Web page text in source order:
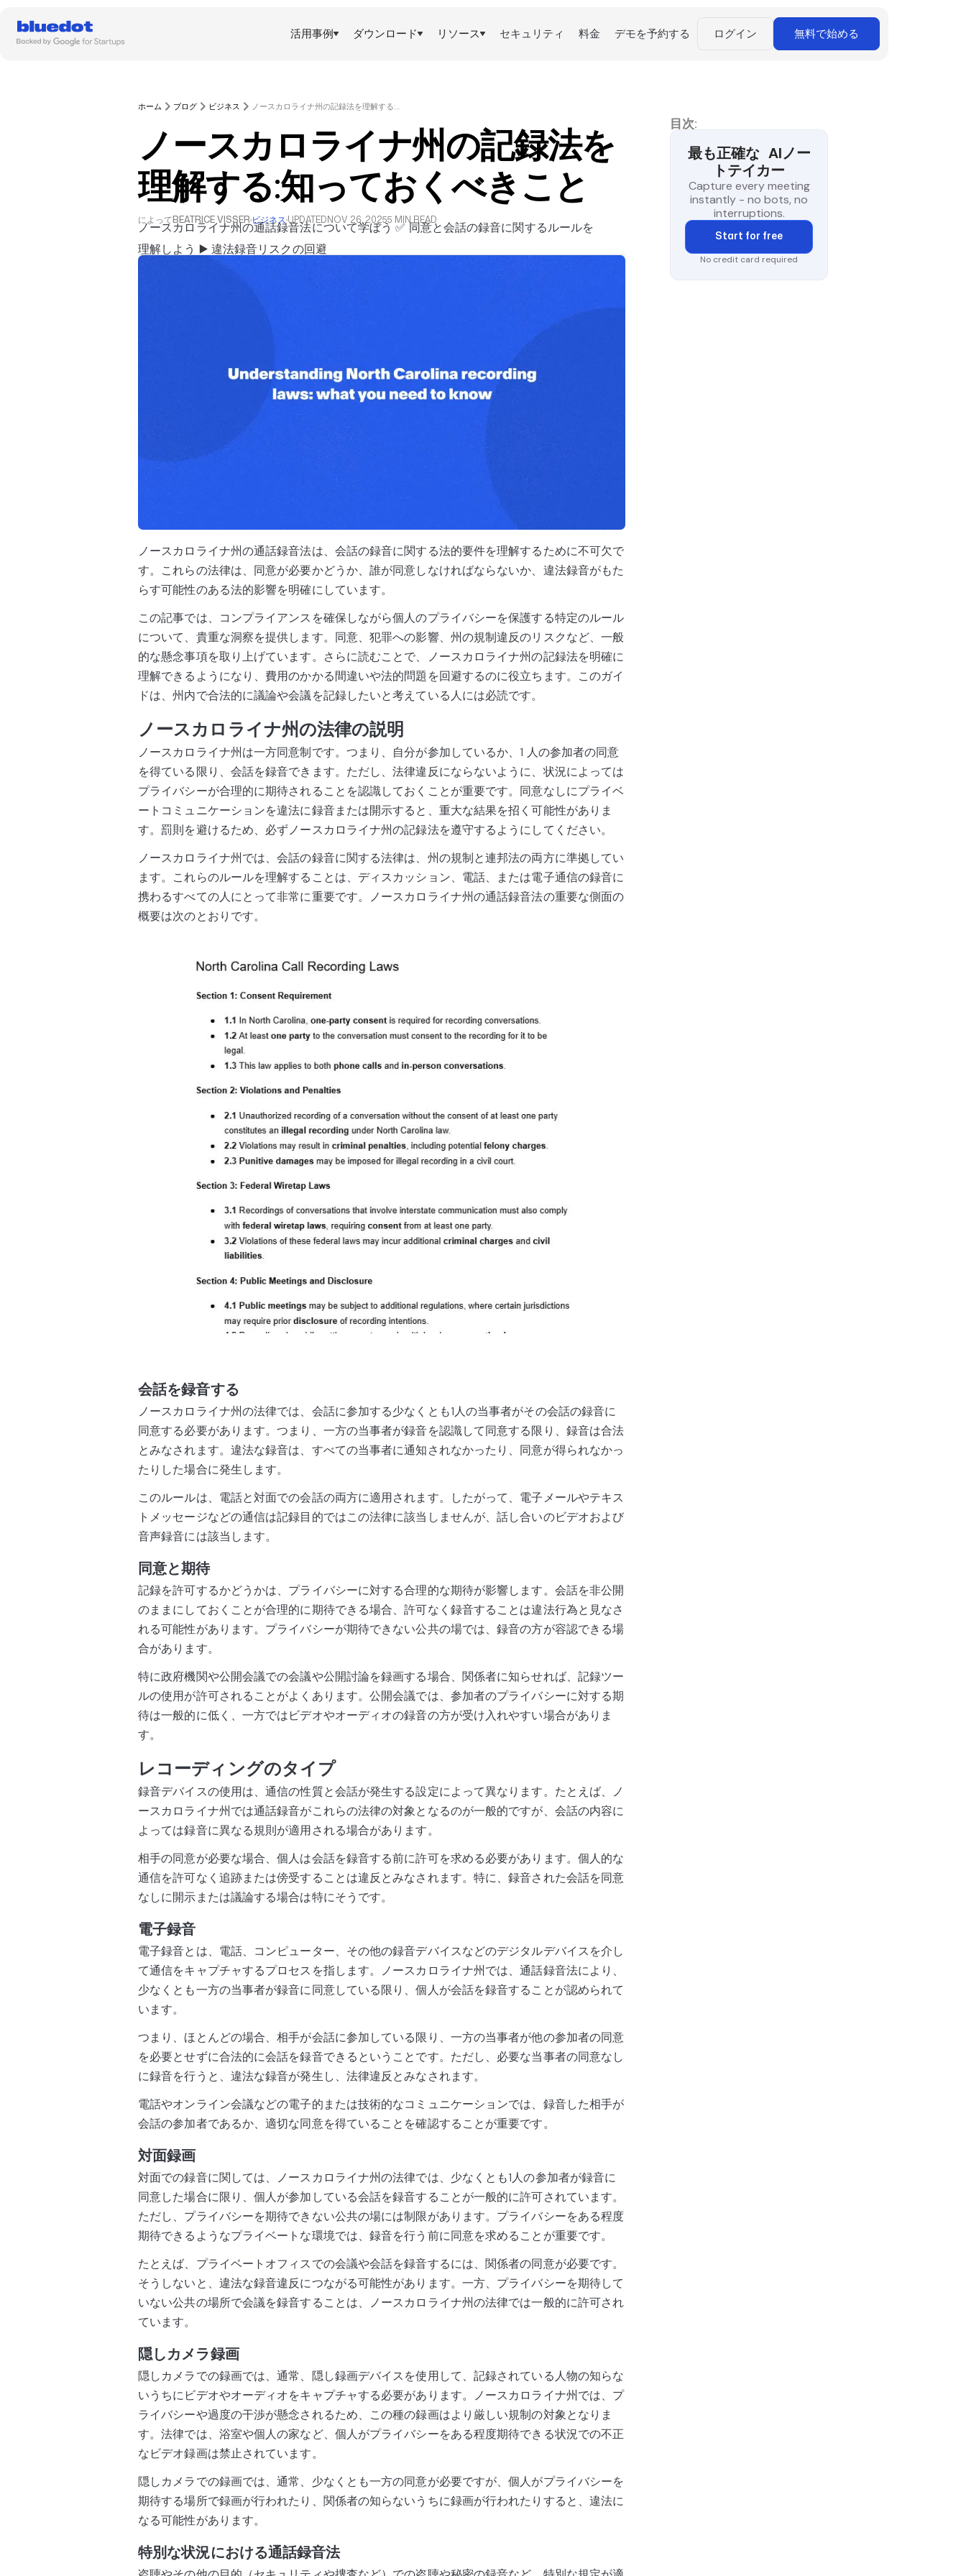
活用事例 ダウンロード リソース セキュリティ 料金 デモを予約する ログイン 無料で始める
ホーム ブログ ビジネス ノースカロライナ州の記録法を理解する:知っておくべきこと
ノースカロライナ州の記録法を
理解する:知っておくべきこと
によってBEATRICE VISSER·ビジネス·UPDATEDNOV 26, 20255 MIN READ
ノースカロライナ州の通話録音法について学ぼう ✅ 同意と会話の録音に関するルールを
理解しよう ▶️ 違法録音リスクの回避
ノースカロライナ州の通話録音法は、会話の録音に関する法的要件を理解するために不可欠で
す。これらの法律は、同意が必要かどうか、誰が同意しなければならないか、違法録音がもた
らす可能性のある法的影響を明確にしています。
この記事では、コンプライアンスを確保しながら個人のプライバシーを保護する特定のルール
について、貴重な洞察を提供します。同意、犯罪への影響、州の規制違反のリスクなど、一般
的な懸念事項を取り上げています。さらに読むことで、ノースカロライナ州の記録法を明確に
理解できるようになり、費用のかかる間違いや法的問題を回避するのに役立ちます。このガイ
ドは、州内で合法的に議論や会議を記録したいと考えている人には必読です。
ノースカロライナ州の法律の説明
ノースカロライナ州は一方同意制です。つまり、自分が参加しているか、1 人の参加者の同意
を得ている限り、会話を録音できます。ただし、法律違反にならないように、状況によっては
プライバシーが合理的に期待されることを認識しておくことが重要です。同意なしにプライベ
ートコミュニケーションを違法に録音または開示すると、重大な結果を招く可能性がありま
す。罰則を避けるため、必ずノースカロライナ州の記録法を遵守するようにしてください。
ノースカロライナ州では、会話の録音に関する法律は、州の規制と連邦法の両方に準拠してい
ます。これらのルールを理解することは、ディスカッション、電話、または電子通信の録音に
携わるすべての人にとって非常に重要です。ノースカロライナ州の通話録音法の重要な側面の
概要は次のとおりです。
会話を録音する
ノースカロライナ州の法律では、会話に参加する少なくとも1人の当事者がその会話の録音に
同意する必要があります。つまり、一方の当事者が録音を認識して同意する限り、録音は合法
とみなされます。違法な録音は、すべての当事者に通知されなかったり、同意が得られなかっ
たりした場合に発生します。
このルールは、電話と対面での会話の両方に適用されます。したがって、電子メールやテキス
トメッセージなどの通信は記録目的ではこの法律に該当しませんが、話し合いのビデオおよび
音声録音には該当します。
同意と期待
記録を許可するかどうかは、プライバシーに対する合理的な期待が影響します。会話を非公開
のままにしておくことが合理的に期待できる場合、許可なく録音することは違法行為と見なさ
れる可能性があります。プライバシーが期待できない公共の場では、録音の方が容認できる場
合があります。
特に政府機関や公開会議での会議や公開討論を録画する場合、関係者に知らせれば、記録ツー
ルの使用が許可されることがよくあります。公開会議では、参加者のプライバシーに対する期
待は一般的に低く、一方ではビデオやオーディオの録音の方が受け入れやすい場合がありま
す。
レコーディングのタイプ
録音デバイスの使用は、通信の性質と会話が発生する設定によって異なります。たとえば、ノ
ースカロライナ州では通話録音がこれらの法律の対象となるのが一般的ですが、会話の内容に
よっては録音に異なる規則が適用される場合があります。
相手の同意が必要な場合、個人は会話を録音する前に許可を求める必要があります。個人的な
通信を許可なく追跡または傍受することは違反とみなされます。特に、録音された会話を同意
なしに開示または議論する場合は特にそうです。
電子録音
電子録音とは、電話、コンピューター、その他の録音デバイスなどのデジタルデバイスを介し
て通信をキャプチャするプロセスを指します。ノースカロライナ州では、通話録音法により、
少なくとも一方の当事者が録音に同意している限り、個人が会話を録音することが認められて
います。
つまり、ほとんどの場合、相手が会話に参加している限り、一方の当事者が他の参加者の同意
を必要とせずに合法的に会話を録音できるということです。ただし、必要な当事者の同意なし
に録音を行うと、違法な録音が発生し、法律違反とみなされます。
電話やオンライン会議などの電子的または技術的なコミュニケーションでは、録音した相手が
会話の参加者であるか、適切な同意を得ていることを確認することが重要です。
対面録画
対面での録音に関しては、ノースカロライナ州の法律では、少なくとも1人の参加者が録音に
同意した場合に限り、個人が参加している会話を録音することが一般的に許可されています。
ただし、プライバシーを期待できない公共の場には制限があります。プライバシーをある程度
期待できるようなプライベートな環境では、録音を行う前に同意を求めることが重要です。
たとえば、プライベートオフィスでの会議や会話を録音するには、関係者の同意が必要です。
そうしないと、違法な録音違反につながる可能性があります。一方、プライバシーを期待して
いない公共の場所で会議を録音することは、ノースカロライナ州の法律では一般的に許可され
ています。
隠しカメラ録画
隠しカメラでの録画では、通常、隠し録画デバイスを使用して、記録されている人物の知らな
いうちにビデオやオーディオをキャプチャする必要があります。ノースカロライナ州では、プ
ライバシーや過度の干渉が懸念されるため、この種の録画はより厳しい規制の対象となりま
す。法律では、浴室や個人の家など、個人がプライバシーをある程度期待できる状況での不正
なビデオ録画は禁止されています。
隠しカメラでの録画では、通常、少なくとも一方の同意が必要ですが、個人がプライバシーを
期待する場所で録画が行われたり、関係者の知らないうちに録画が行われたりすると、違法に
なる可能性があります。
特別な状況における通話録音法
目次:
最も正確な AIノー
トテイカー
Capture every meeting
instantly - no bots, no
interruptions.
Start for free
No credit card required